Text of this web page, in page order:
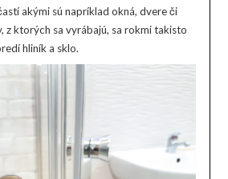
akými sú napríklad okná, dvere či
z ktorých sa vyrábajú, sa rokmi takisto
hliník a sklo.